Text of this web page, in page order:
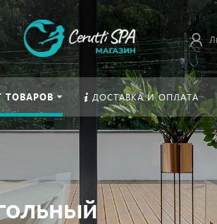
ТОВАРОВ ДОСТАВКА И ОПЛАТА